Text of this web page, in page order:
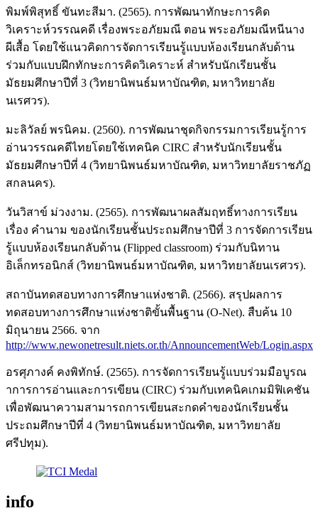
พิมพ์พิสุทธิ์ ขันทะสีมา. (2565). การพัฒนาทักษะการคิด
วิเคราะห์วรรณคดี เรื่องพระอภัยมณี ตอน พระอภัยมณีหนีนาง
ผีเสื้อ โดยใช้แนวคิดการจัดการเรียนรู้แบบห้องเรียนกลับด้าน
ร่วมกับแบบฝึกทักษะการคิดวิเคราะห์ สำหรับนักเรียนชั้น
มัธยมศึกษาปีที่ 3 (วิทยานิพนธ์มหาบัณฑิต, มหาวิทยาลัย
นเรศวร).
มะลิวัลย์ พรนิคม. (2560). การพัฒนาชุดกิจกรรมการเรียนรู้การ
อ่านวรรณคดีไทยโดยใช้เทคนิค CIRC สำหรับนักเรียนชั้น
มัธยมศึกษาปีที่ 4 (วิทยานิพนธ์มหาบัณฑิต, มหาวิทยาลัยราชภัฏ
สกลนคร).
วันวิสาข์ ม่วงงาม. (2565). การพัฒนาผลสัมฤทธิ์ทางการเรียน
เรื่อง คำนาม ของนักเรียนชั้นประถมศึกษาปีที่ 3 การจัดการเรียน
รู้แบบห้องเรียนกลับด้าน (Flipped classroom) ร่วมกับนิทาน
อิเล็กทรอนิกส์ (วิทยานิพนธ์มหาบัณฑิต, มหาวิทยาลัยนเรศวร).
สถาบันทดสอบทางการศึกษาแห่งชาติ. (2566). สรุปผลการ
ทดสอบทางการศึกษาแห่งชาติขั้นพื้นฐาน (O-Net). สืบค้น 10
มิถุนายน 2566. จาก
http://www.newonetresult.niets.or.th/AnnouncementWeb/Login.aspx
อรศุภางค์ คงพิทักษ์. (2565). การจัดการเรียนรู้แบบร่วมมือบูรณ
าการการอ่านและการเขียน (CIRC) ร่วมกับเทคนิคเกมมิฟิเคชัน
เพื่อพัฒนาความสามารถการเขียนสะกดคำของนักเรียนชั้น
ประถมศึกษาปีที่ 4 (วิทยานิพนธ์มหาบัณฑิต, มหาวิทยาลัย
ศรีปทุม).
info